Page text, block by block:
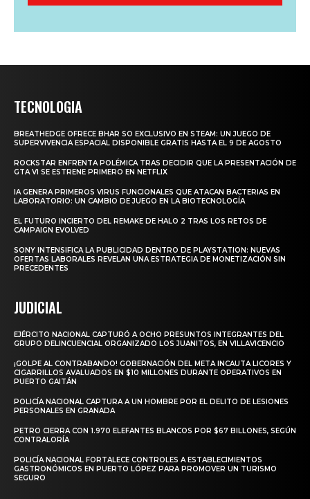
TECNOLOGIA
BREATHEDGE OFRECE BHAR SO EXCLUSIVO EN STEAM: UN JUEGO DE
SUPERVIVENCIA ESPACIAL DISPONIBLE GRATIS HASTA EL 9 DE AGOSTO
ROCKSTAR ENFRENTA POLÉMICA TRAS DECIDIR QUE LA PRESENTACIÓN DE
GTA VI SE ESTRENE PRIMERO EN NETFLIX
IA GENERA PRIMEROS VIRUS FUNCIONALES QUE ATACAN BACTERIAS EN
LABORATORIO: UN CAMBIO DE JUEGO EN LA BIOTECNOLOGÍA
EL FUTURO INCIERTO DEL REMAKE DE HALO 2 TRAS LOS RETOS DE
CAMPAIGN EVOLVED
SONY INTENSIFICA LA PUBLICIDAD DENTRO DE PLAYSTATION: NUEVAS
OFERTAS LABORALES REVELAN UNA ESTRATEGIA DE MONETIZACIÓN SIN
PRECEDENTES
JUDICIAL
EJÉRCITO NACIONAL CAPTURÓ A OCHO PRESUNTOS INTEGRANTES DEL
GRUPO DELINCUENCIAL ORGANIZADO LOS JUANITOS, EN VILLAVICENCIO
¡GOLPE AL CONTRABANDO! GOBERNACIÓN DEL META INCAUTA LICORES Y
CIGARRILLOS AVALUADOS EN $10 MILLONES DURANTE OPERATIVOS EN
PUERTO GAITÁN
POLICÍA NACIONAL CAPTURA A UN HOMBRE POR EL DELITO DE LESIONES
PERSONALES EN GRANADA
PETRO CIERRA CON 1.970 ELEFANTES BLANCOS POR $67 BILLONES, SEGÚN
CONTRALORÍA
POLICÍA NACIONAL FORTALECE CONTROLES A ESTABLECIMIENTOS
GASTRONÓMICOS EN PUERTO LÓPEZ PARA PROMOVER UN TURISMO
SEGURO